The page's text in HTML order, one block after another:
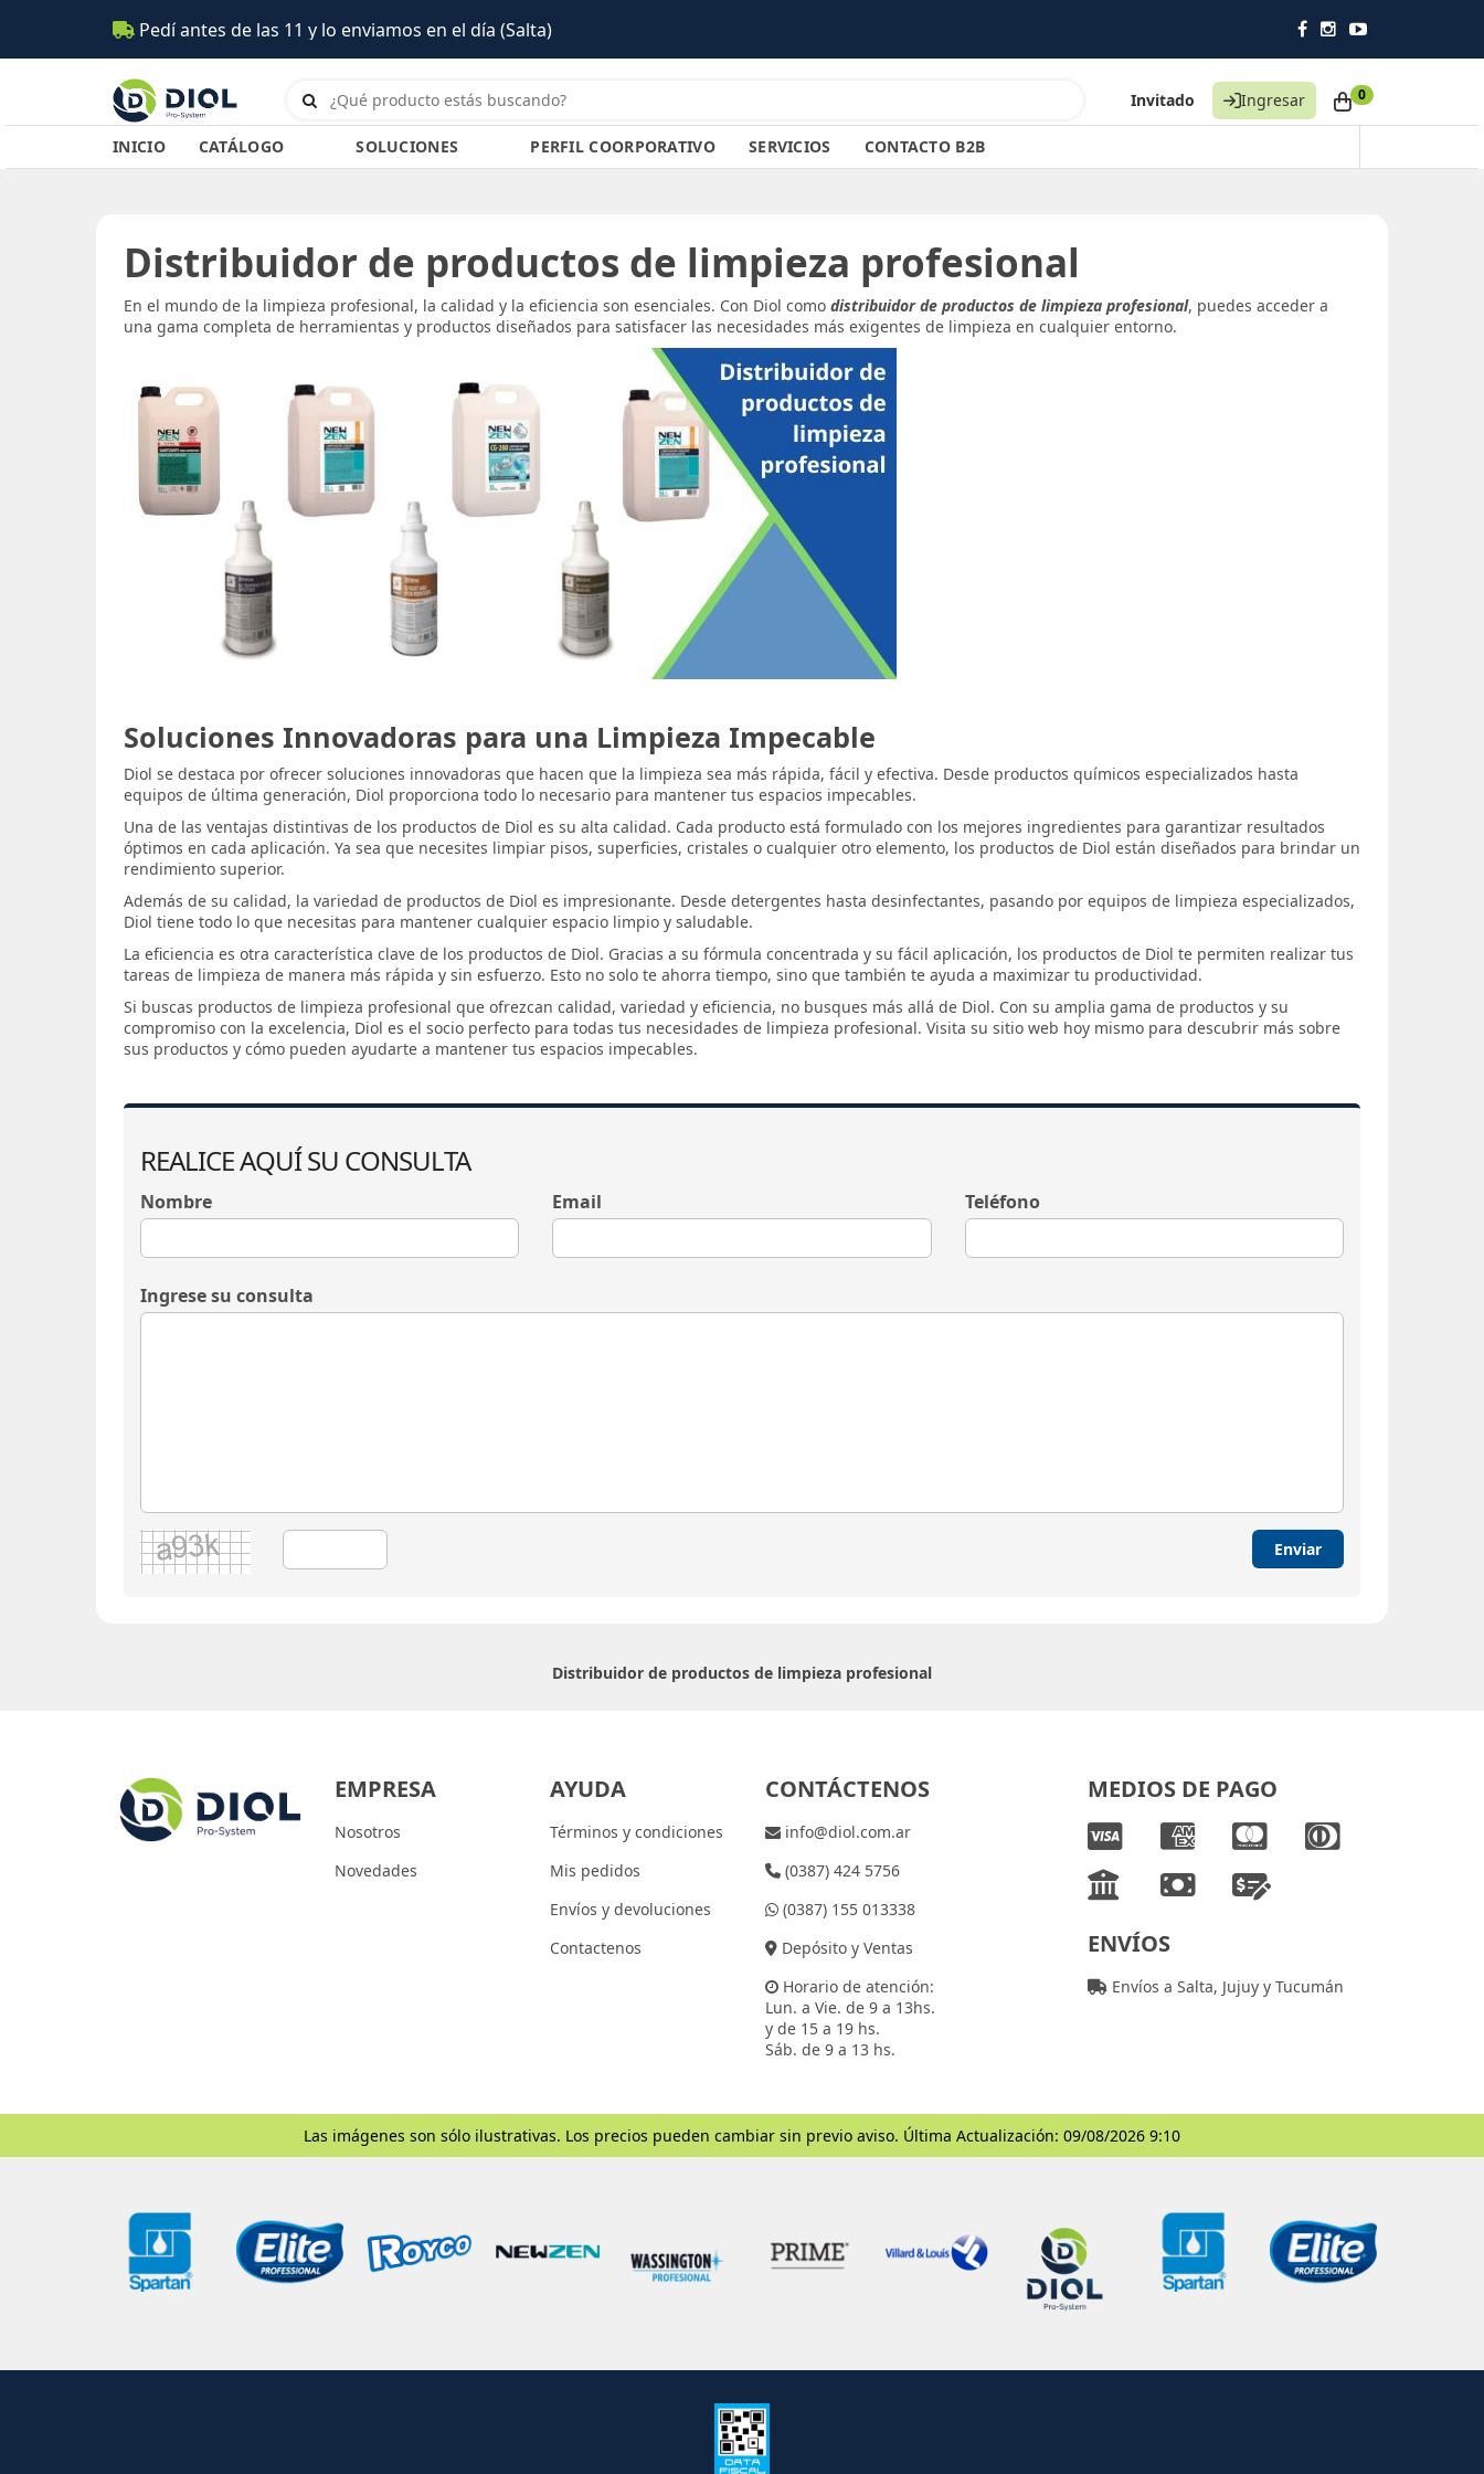
Pedí antes de las 11 y lo enviamos en el día (Salta)
Invitado Ingresar 0
INICIO CATÁLOGO SOLUCIONES PERFIL COORPORATIVO SERVICIOS CONTACTO B2B
Distribuidor de productos de limpieza profesional
En el mundo de la limpieza profesional, la calidad y la eficiencia son esenciales. Con Diol como distribuidor de productos de limpieza profesional, puedes acceder a
una gama completa de herramientas y productos diseñados para satisfacer las necesidades más exigentes de limpieza en cualquier entorno.
Soluciones Innovadoras para una Limpieza Impecable
Diol se destaca por ofrecer soluciones innovadoras que hacen que la limpieza sea más rápida, fácil y efectiva. Desde productos químicos especializados hasta
equipos de última generación, Diol proporciona todo lo necesario para mantener tus espacios impecables.
Una de las ventajas distintivas de los productos de Diol es su alta calidad. Cada producto está formulado con los mejores ingredientes para garantizar resultados
óptimos en cada aplicación. Ya sea que necesites limpiar pisos, superficies, cristales o cualquier otro elemento, los productos de Diol están diseñados para brindar un
rendimiento superior.
Además de su calidad, la variedad de productos de Diol es impresionante. Desde detergentes hasta desinfectantes, pasando por equipos de limpieza especializados,
Diol tiene todo lo que necesitas para mantener cualquier espacio limpio y saludable.
La eficiencia es otra característica clave de los productos de Diol. Gracias a su fórmula concentrada y su fácil aplicación, los productos de Diol te permiten realizar tus
tareas de limpieza de manera más rápida y sin esfuerzo. Esto no solo te ahorra tiempo, sino que también te ayuda a maximizar tu productividad.
Si buscas productos de limpieza profesional que ofrezcan calidad, variedad y eficiencia, no busques más allá de Diol. Con su amplia gama de productos y su
compromiso con la excelencia, Diol es el socio perfecto para todas tus necesidades de limpieza profesional. Visita su sitio web hoy mismo para descubrir más sobre
sus productos y cómo pueden ayudarte a mantener tus espacios impecables.
REALICE AQUÍ SU CONSULTA
Nombre Email Teléfono
Ingrese su consulta
Enviar
Distribuidor de productos de limpieza profesional
EMPRESA
Nosotros
Novedades
AYUDA
Términos y condiciones
Mis pedidos
Envíos y devoluciones
Contactenos
CONTÁCTENOS
info@diol.com.ar
(0387) 424 5756
(0387) 155 013338
Depósito y Ventas
Horario de atención:
Lun. a Vie. de 9 a 13hs.
y de 15 a 19 hs.
Sáb. de 9 a 13 hs.
MEDIOS DE PAGO
ENVÍOS
Envíos a Salta, Jujuy y Tucumán
Las imágenes son sólo ilustrativas. Los precios pueden cambiar sin previo aviso. Última Actualización: 09/08/2026 9:10